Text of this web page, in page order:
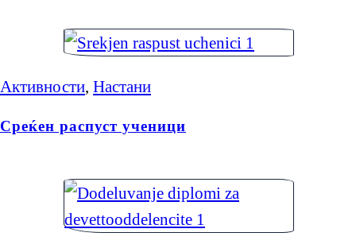
Активности, Настани
Среќен распуст ученици